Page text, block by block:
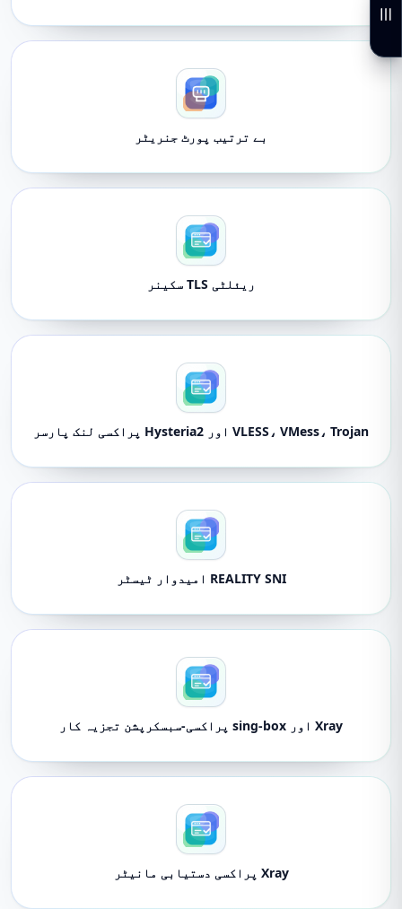
بے ترتیب پورٹ جنریٹر
ریئلٹی TLS سکینر
VLESS، VMess، Trojan اور Hysteria2 پراکسی لنک پارسر
REALITY SNI امیدوار ٹیسٹر
Xray اور sing-box پراکسی-سبسکرپشن تجزیہ کار
Xray پراکسی دستیابی مانیٹر